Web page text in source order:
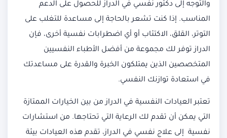
والتوجه إلى دكتور نفسي في الدراز للحصول على الدعم
المناسب. إذا كنت تشعر بالحاجة إلى مساعدة للتغلب على
التوتر، القلق، الاكتئاب أو أي اضطرابات نفسية أخرى، فإن
الدراز توفر لك مجموعة من أفضل الأطباء النفسيين
المتخصصين الذين يمتلكون الخبرة والقدرة على مساعدتك
في استعادة توازنك النفسي.
تعتبر العيادات النفسية في الدراز من بين الخيارات الممتازة
التي يمكن أن تقدم لك الرعاية التي تحتاجها. من استشارات
نفسية إلى علاج نفسي في الدراز، تقدم هذه العيادات بيئة